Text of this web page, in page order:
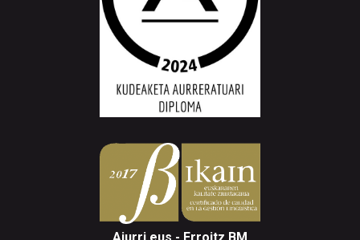
Aiurri.eus - Erroitz BM